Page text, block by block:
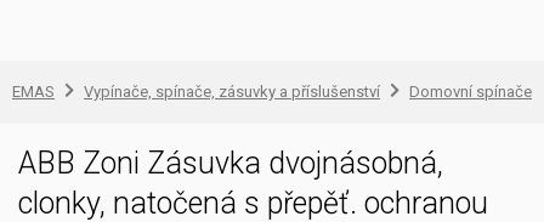
EMAS Vypínače, spínače, zásuvky a příslušenství Domovní spínače
ABB Zoni Zásuvka dvojnásobná,
clonky, natočená s přepěť. ochranou